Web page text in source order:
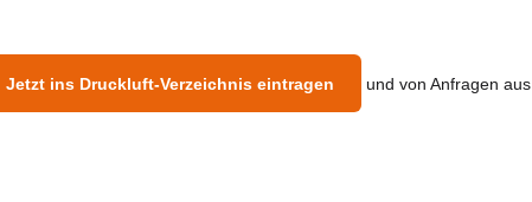
Jetzt ins Druckluft-Verzeichnis eintragen und von Anfragen